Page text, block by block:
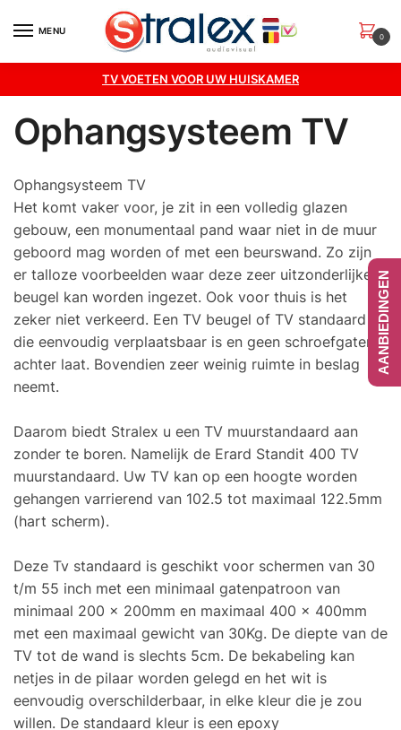
MENU
0
TV VOETEN VOOR UW HUISKAMER
Ophangsysteem TV
Ophangsysteem TV
Het komt vaker voor, je zit in een volledig glazen
gebouw, een monumentaal pand waar niet in de muur
geboord mag worden of met een beurswand. Zo zijn
er talloze voorbeelden waar deze zeer uitzonderlijke
beugel kan worden ingezet. Ook voor thuis is het
zeker niet verkeerd. Een TV beugel of TV standaard
die eenvoudig verplaatsbaar is en geen schroefgaten
achter laat. Bovendien zeer weinig ruimte in beslag
neemt.
Daarom biedt Stralex u een TV muurstandaard aan
zonder te boren. Namelijk de Erard Standit 400 TV
muurstandaard. Uw TV kan op een hoogte worden
gehangen varrierend van 102.5 tot maximaal 122.5mm
(hart scherm).
Deze Tv standaard is geschikt voor schermen van 30
t/m 55 inch met een minimaal gatenpatroon van
minimaal 200 x 200mm en maximaal 400 x 400mm
met een maximaal gewicht van 30Kg. De diepte van de
TV tot de wand is slechts 5cm. De bekabeling kan
netjes in de pilaar worden gelegd en het wit is
eenvoudig overschilderbaar, in elke kleur die je zou
willen. De standaard kleur is een epoxy
AANBIEDINGEN